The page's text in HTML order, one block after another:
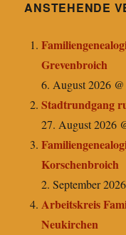
ANSTEHENDE
Grevenbroich
6. August 2026
Stadtrundgang
27. August 2026
Korschenbroich
2. September
Arbeitskreis
Neukirchen